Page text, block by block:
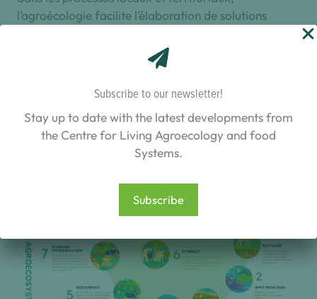
Subscribe to our newsletter!
Stay up to date with the latest developments from
the Centre for Living Agroecology and food
Systems.
Subscribe
l’agroécologie facilite l’élaboration de solutions
Les 13 principes de l’agroécologie
nous servent de base pour guider le processus de
transition vers des systèmes alimentaires durables